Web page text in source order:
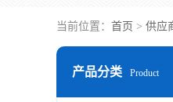
当前位置： 首页 > 供应
产品分类 Product